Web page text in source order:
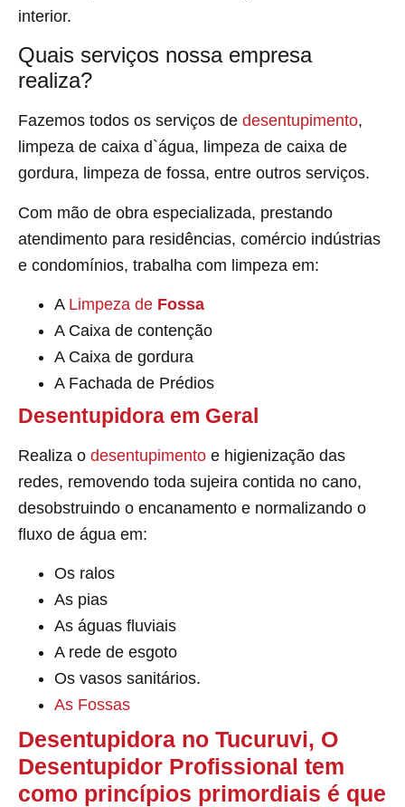
interior.
Quais serviços nossa empresa
realiza?
Fazemos todos os serviços de desentupimento,
limpeza de caixa d`água, limpeza de caixa de
gordura, limpeza de fossa, entre outros serviços.
Com mão de obra especializada, prestando
atendimento para residências, comércio indústrias
e condomínios, trabalha com limpeza em:
A Limpeza de Fossa
A Caixa de contenção
A Caixa de gordura
A Fachada de Prédios
Desentupidora em Geral
Realiza o desentupimento e higienização das
redes, removendo toda sujeira contida no cano,
desobstruindo o encanamento e normalizando o
fluxo de água em:
Os ralos
As pias
As águas fluviais
A rede de esgoto
Os vasos sanitários.
As Fossas
Desentupidora no Tucuruvi, O
Desentupidor Profissional tem
como princípios primordiais é que